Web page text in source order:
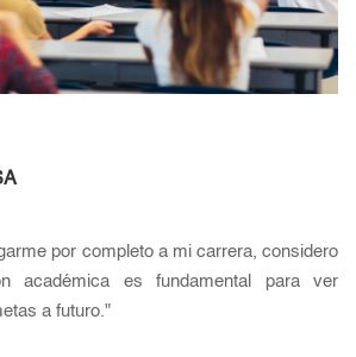
por completo a mi carrera, considero
académica es fundamental para ver
a futuro."